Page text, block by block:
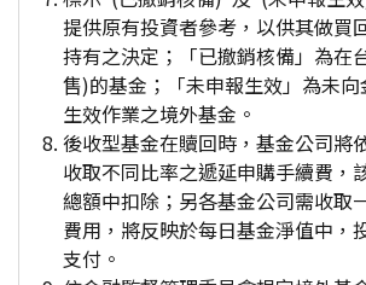
提供原有投資者參考，以供其做買
持有之決定；「已撤銷核備」為在
售)的基金；「未申報生效」為未
生效作業之境外基金。
後收型基金在贖回時，基金公司將
收取不同比率之遞延申購手續費，
總額中扣除；另各基金公司需收取
費用，將反映於每日基金淨值中，
支付。